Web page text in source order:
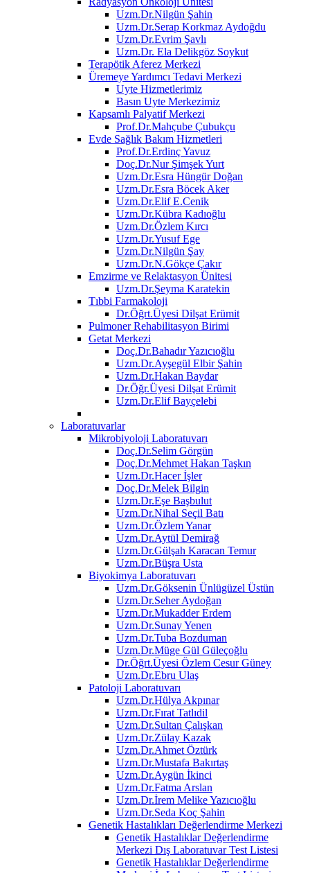
Uzm.Dr.Nilgün Şahin
Uzm.Dr.Serap Korkmaz Aydoğdu
Uzm.Dr.Evrim Şavlı
Uzm.Dr. Ela Delikgöz Soykut
Terapötik Aferez Merkezi
Üremeye Yardımcı Tedavi Merkezi
Uyte Hizmetlerimiz
Basın Uyte Merkezimiz
Kapsamlı Palyatif Merkezi
Prof.Dr.Mahçube Çubukçu
Evde Sağlık Bakım Hizmetleri
Prof.Dr.Erdinç Yavuz
Doç.Dr.Nur Şimşek Yurt
Uzm.Dr.Esra Hüngür Doğan
Uzm.Dr.Esra Böcek Aker
Uzm.Dr.Elif E.Cenik
Uzm.Dr.Kübra Kadıoğlu
Uzm.Dr.Özlem Kırcı
Uzm.Dr.Yusuf Ege
Uzm.Dr.Nilgün Şay
Uzm.Dr.N.Gökçe Çakır
Emzirme ve Relaktasyon Ünitesi
Uzm.Dr.Şeyma Karatekin
Tıbbi Farmakoloji
Dr.Öğrt.Üyesi Dilşat Erümit
Pulmoner Rehabilitasyon Birimi
Getat Merkezi
Doç.Dr.Bahadır Yazıcıoğlu
Uzm.Dr.Ayşegül Elbir Şahin
Uzm.Dr.Hakan Baydar
Dr.Öğr.Üyesi Dilşat Erümit
Uzm.Dr.Elif Bayçelebi
Laboratuvarlar
Mikrobiyoloji Laboratuvarı
Doç.Dr.Selim Görgün
Doç.Dr.Mehmet Hakan Taşkın
Uzm.Dr.Hacer İşler
Doç.Dr.Melek Bilgin
Uzm.Dr.Eşe Başbulut
Uzm.Dr.Nihal Seçil Batı
Uzm.Dr.Özlem Yanar
Uzm.Dr.Aytül Demirağ
Uzm.Dr.Gülşah Karacan Temur
Uzm.Dr.Büşra Usta
Biyokimya Laboratuvarı
Uzm.Dr.Göksenin Ünlügüzel Üstün
Uzm.Dr.Seher Aydoğan
Uzm.Dr.Mukadder Erdem
Uzm.Dr.Sunay Yenen
Uzm.Dr.Tuba Bozduman
Uzm.Dr.Müge Gül Güleçoğlu
Dr.Öğrt.Üyesi Özlem Cesur Güney
Uzm.Dr.Ebru Ulaş
Patoloji Laboratuvarı
Uzm.Dr.Hülya Akpınar
Uzm.Dr.Fırat Tatlıdil
Uzm.Dr.Sultan Çalışkan
Uzm.Dr.Zülay Kazak
Uzm.Dr.Ahmet Öztürk
Uzm.Dr.Mustafa Bakırtaş
Uzm.Dr.Aygün İkinci
Uzm.Dr.Fatma Arslan
Uzm.Dr.İrem Melike Yazıcıoğlu
Uzm.Dr.Seda Koç Şahin
Genetik Hastalıkları Değerlendirme Merkezi
Genetik Hastalıklar Değerlendirme
Merkezi Dış Laboratuvar Test Listesi
Genetik Hastalıklar Değerlendirme